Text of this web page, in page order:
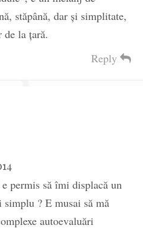
stăpână, dar și simplitate,
la țară.
Reply
permis să îmi displacă un
simplu ? E musai să mă
autoevaluări